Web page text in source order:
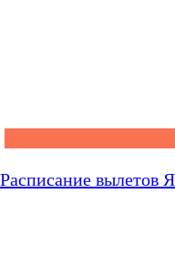
Расписание вылетов